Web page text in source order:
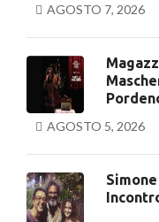
AGOSTO 7, 2026
AGOSTO 5, 2026